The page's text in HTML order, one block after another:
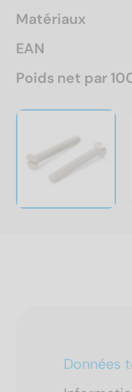
Matériaux
EAN
Poids net par
Données